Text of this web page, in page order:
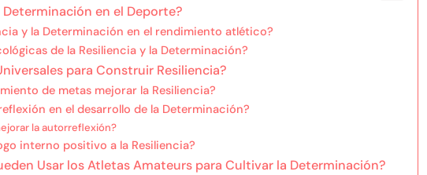
en el Deporte?
y la Determinación en el rendimiento atlético?
de la Resiliencia y la Determinación?
para Construir Resiliencia?
de metas mejorar la Resiliencia?
en el desarrollo de la Determinación?
la autorreflexión?
interno positivo a la Resiliencia?
Usar los Atletas Amateurs para Cultivar la Determinación?